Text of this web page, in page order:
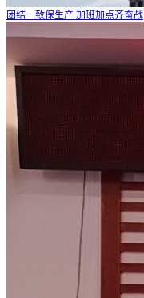
团结一致保生产 加班加点齐奋战